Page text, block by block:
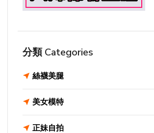
分類 Categories
絲襪美腿
美女模特
正妹自拍